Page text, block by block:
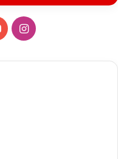
YouTubeInstagram